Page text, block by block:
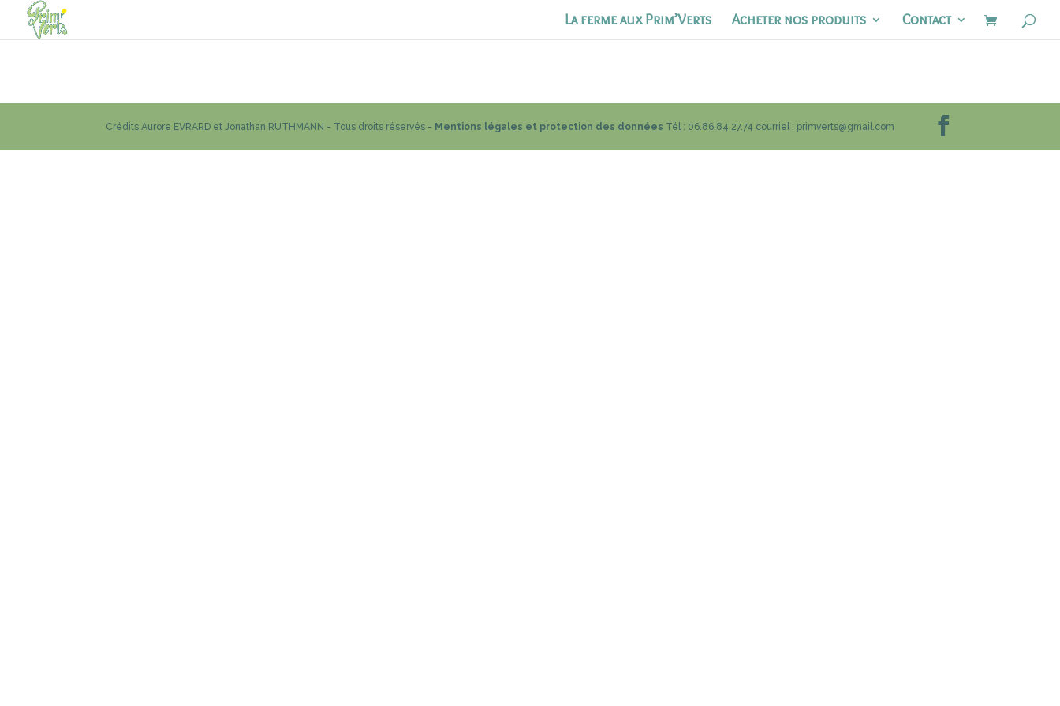
La ferme aux Prim’Verts Acheter nos produits Contact
Crédits Aurore EVRARD et Jonathan RUTHMANN - Tous droits réservés - Mentions légales et protection des données Tél : 06.86.84.27.74 courriel : primverts@gmail.com